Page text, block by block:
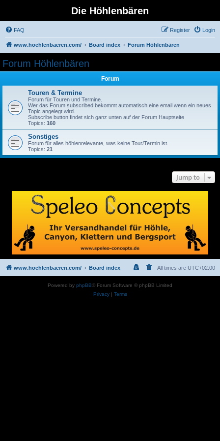
Die Höhlenbären
FAQ Login
Register
www.hoehlenbaeren.com/ Board index Forum Höhlenbären
Forum Höhlenbären
Forum
Touren & Termine
Forum für Touren und Termine.
Wer das Forum subscribed bekommt automatisch eine email wenn ein neues
Topic angelegt wird.
Subscribe button findet sich ganz unten auf der Forum Hauptseite
Topics: 160
Sonstiges
Forum für alles höhlenrelevante, was keine Tour/Termin ist.
Topics: 21
Jump to
www.hoehlenbaeren.com/ Board index All times are UTC+02:00
Powered by phpBB® Forum Software © phpBB Limited
Privacy| Terms